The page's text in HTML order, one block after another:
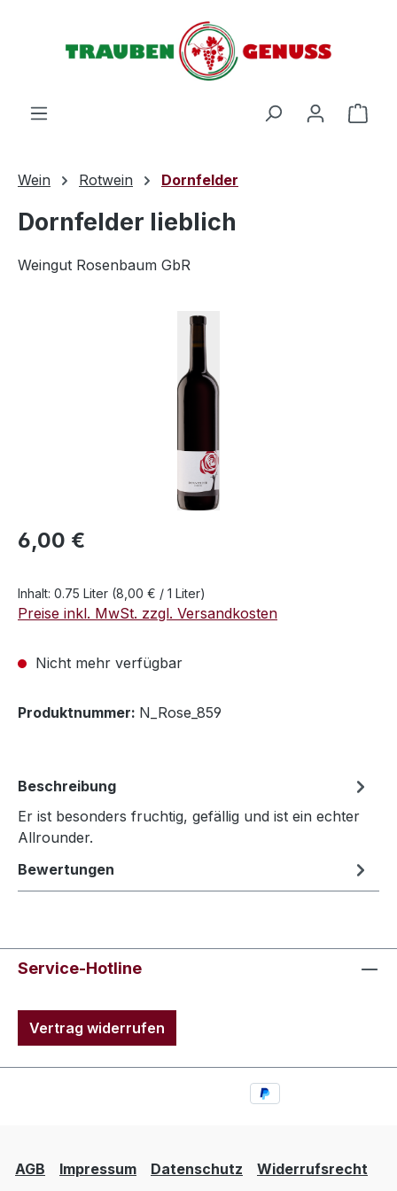
Wein Rotwein Dornfelder
Dornfelder lieblich
Weingut Rosenbaum GbR
Bildergalerie überspringen
Regulärer Preis:
6,00 €
Inhalt: 0.75 Liter (8,00 € / 1 Liter)
Preise inkl. MwSt. zzgl. Versandkosten
Nicht mehr verfügbar
Produktnummer: N_Rose_859
Beschreibung
Er ist besonders fruchtig, gefällig und ist ein echter
Allrounder.
Bewertungen
Service-Hotline
Vertrag widerrufen
AGB Impressum Datenschutz
Widerrufsrecht